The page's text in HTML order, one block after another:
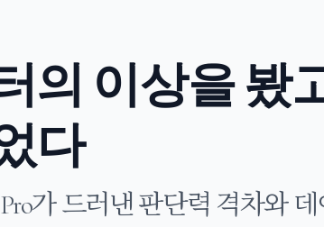
의 이상을 봤
다
Pro가 드러낸 판단력 격차와